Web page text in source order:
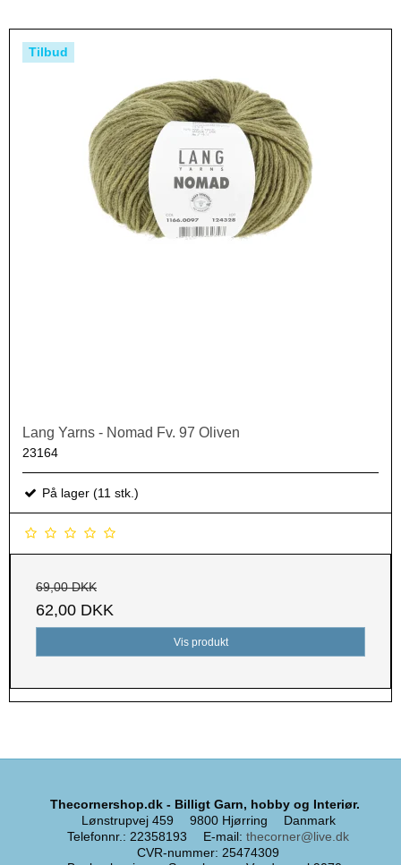
Tilbud
Lang Yarns - Nomad Fv. 97 Oliven
23164
På lager (11 stk.)
69,00 DKK
62,00 DKK
Vis produkt
Thecornershop.dk - Billigt Garn, hobby og Interiør.
Lønstrupvej 459
9800 Hjørring
Danmark
Telefonnr. : 22358193 E-mail: thecorner@live.dk
CVR-nummer: 25474309